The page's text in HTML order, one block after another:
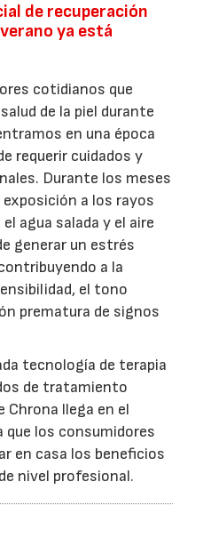
de recuperación
ya está
cotidianos que
de la piel durante
en una época
requerir cuidados y
Durante los meses
a los rayos
agua salada y el aire
generar un estrés
a la
el tono
prematura de signos
tecnología de terapia
de tratamiento
Chrona llega en el
que los consumidores
en casa los beneficios
nivel profesional.